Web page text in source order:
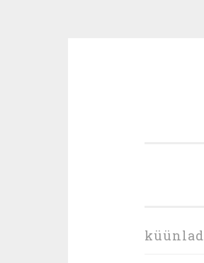
küünlad